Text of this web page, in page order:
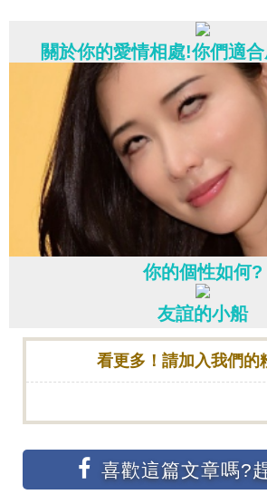
關於你的愛情相處!你們適
你的個性如何?
友誼的小船
看更多！請加入我們的